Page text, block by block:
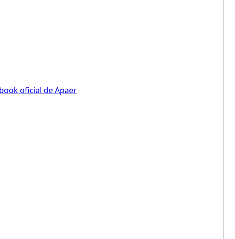
oficial de Apaer